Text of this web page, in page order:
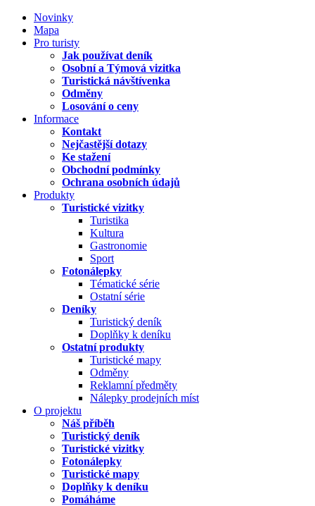
Novinky
Mapa
Pro turisty
Jak používat deník
Osobní a Týmová vizitka
Turistická návštívenka
Odměny
Losování o ceny
Informace
Kontakt
Nejčastější dotazy
Ke stažení
Obchodní podmínky
Ochrana osobních údajů
Produkty
Turistické vizitky
Turistika
Kultura
Gastronomie
Sport
Fotonálepky
Tématické série
Ostatní série
Deníky
Turistický deník
Doplňky k deníku
Ostatní produkty
Turistické mapy
Odměny
Reklamní předměty
Nálepky prodejních míst
O projektu
Náš příběh
Turistický deník
Turistické vizitky
Fotonálepky
Turistické mapy
Doplňky k deníku
Pomáháme